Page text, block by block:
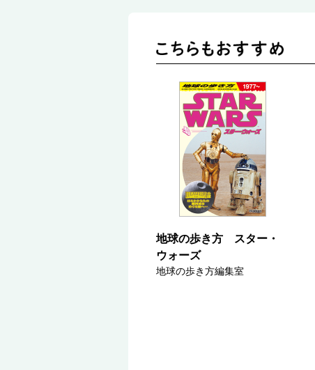
地球の歩き方 スター・
ウォーズ
地球の歩き方編集室